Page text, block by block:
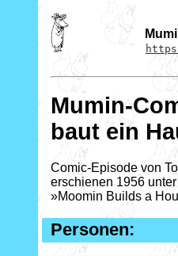
Mumin-
baut ein
Comic-Episode von
erschienen 1956
»Moomin Builds a
Personen: